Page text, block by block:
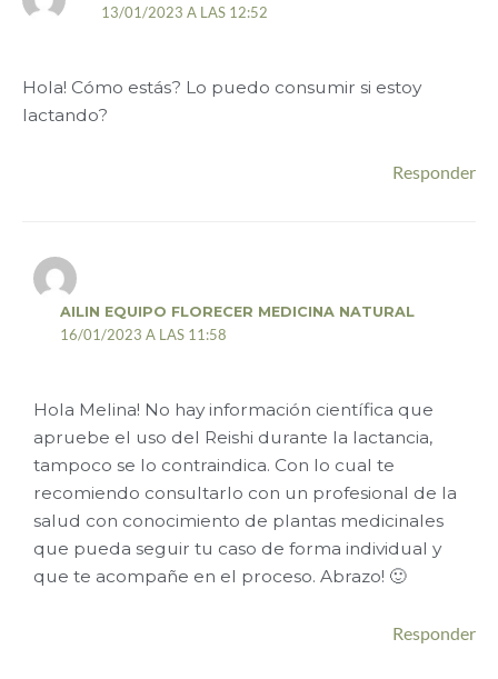
13/01/2023 A LAS 12:52
Hola! Cómo estás? Lo puedo consumir si estoy
lactando?
Responder
AILIN EQUIPO FLORECER MEDICINA NATURAL
16/01/2023 A LAS 11:58
Hola Melina! No hay información científica que
apruebe el uso del Reishi durante la lactancia,
tampoco se lo contraindica. Con lo cual te
recomiendo consultarlo con un profesional de la
salud con conocimiento de plantas medicinales
que pueda seguir tu caso de forma individual y
que te acompañe en el proceso. Abrazo! 🙂
Responder